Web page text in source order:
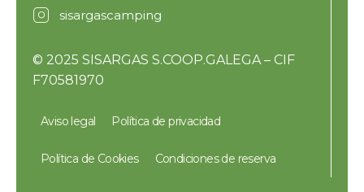
sisargascamping
© 2025 SISARGAS S.COOP.GALEGA – CIF
F70581970
Aviso legal Política de privacidad
Política de Cookies Condiciones de reserva